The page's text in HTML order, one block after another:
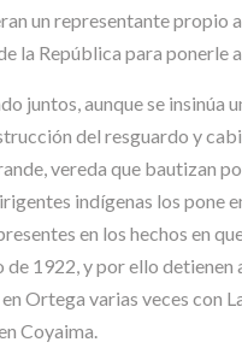
un representante propio
la República para ponerle
juntos, aunque se insinúa
del resguardo y
vereda que bautizan
indígenas los
en los hechos en
1922, y por ello
Ortega varias veces con
Coyaima.